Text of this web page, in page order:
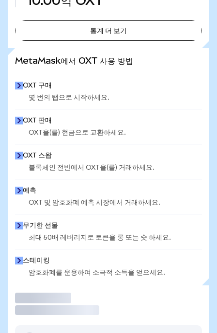
통계 더 보기
MetaMask에서 OXT 사용 방법
OXT 구매
몇 번의 탭으로 시작하세요.
OXT 판매
OXT을(를) 현금으로 교환하세요.
OXT 스왑
블록체인 전반에서 OXT을(를) 거래하세요.
예측
OXT 및 암호화폐 예측 시장에서 거래하세요.
무기한 선물
최대 50배 레버리지로 토큰을 롱 또는 숏 하세요.
스테이킹
암호화폐를 운용하여 소극적 소득을 얻으세요.